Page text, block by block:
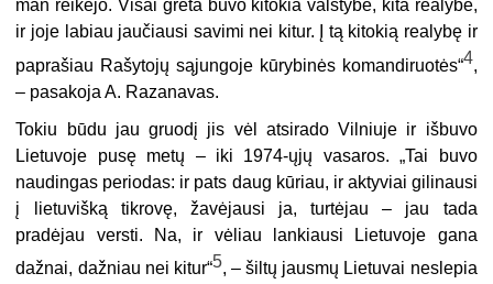
man reikėjo. Visai greta buvo kitokia valstybė, kita realybė,
ir joje labiau jaučiausi savimi nei kitur. Į tą kitokią realybę ir
paprašiau Rašytojų sąjungoje kūrybinės komandiruotės“4,
– pasakoja A. Razanavas.
Tokiu būdu jau gruodį jis vėl atsirado Vilniuje ir išbuvo
Lietuvoje pusę metų – iki 1974-ųjų vasaros. „Tai buvo
naudingas periodas: ir pats daug kūriau, ir aktyviai gilinausi
į lietuvišką tikrovę, žavėjausi ja, turtėjau – jau tada
pradėjau versti. Na, ir vėliau lankiausi Lietuvoje gana
dažnai, dažniau nei kitur“5, – šiltų jausmų Lietuvai neslepia